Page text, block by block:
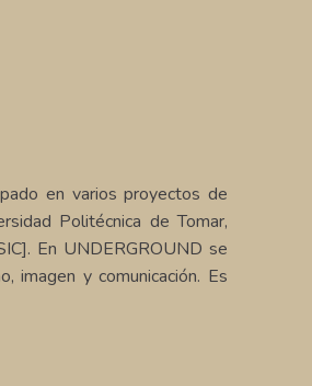
en varios proyectos de
Politécnica de Tomar,
En UNDERGROUND se
imagen y comunicación. Es